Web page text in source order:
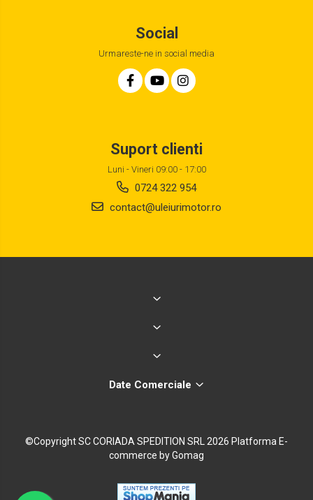
Social
Urmareste-ne in social media
Suport clienti
Luni - Vineri 09:00 - 17:00
0724 322 954
contact@uleiurimotor.ro
Date Comerciale
©Copyright SC CORIADA SPEDITION SRL 2026 Platforma E-
commerce by Gomag